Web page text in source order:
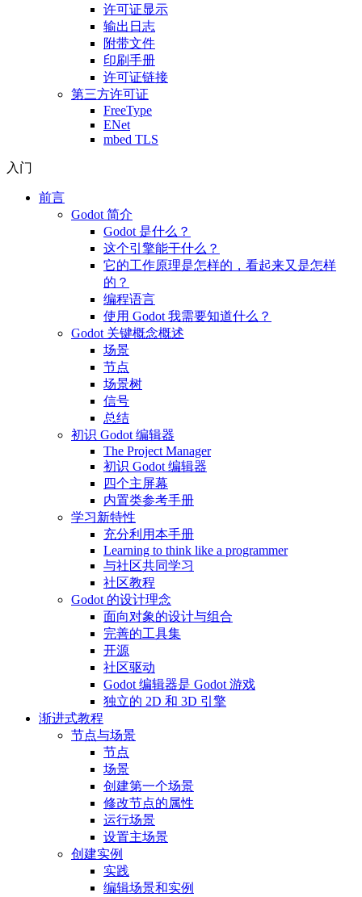
许可证显示
输出日志
附带文件
印刷手册
许可证链接
第三方许可证
FreeType
ENet
mbed TLS
入门
前言
Godot 简介
Godot 是什么？
这个引擎能干什么？
它的工作原理是怎样的，看起来又是怎样
的？
编程语言
使用 Godot 我需要知道什么？
Godot 关键概念概述
场景
节点
场景树
信号
总结
初识 Godot 编辑器
The Project Manager
初识 Godot 编辑器
四个主屏幕
内置类参考手册
学习新特性
充分利用本手册
Learning to think like a programmer
与社区共同学习
社区教程
Godot 的设计理念
面向对象的设计与组合
完善的工具集
开源
社区驱动
Godot 编辑器是 Godot 游戏
独立的 2D 和 3D 引擎
渐进式教程
节点与场景
节点
场景
创建第一个场景
修改节点的属性
运行场景
设置主场景
创建实例
实践
编辑场景和实例